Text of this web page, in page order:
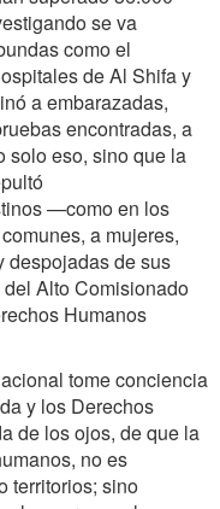
se va
como el
de Al Shifa y
a embarazadas,
encontradas, a
solo eso, sino que la
—como en los
a mujeres,
despojadas de sus
Alto Comisionado
Humanos
tome conciencia
y los Derechos
de los ojos, de que la
no es
territorios; sino